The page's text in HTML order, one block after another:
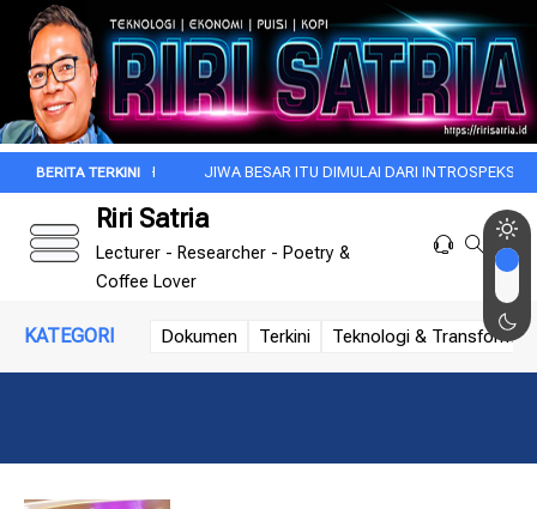
SUBUH JIWA BESAR ITU DIMULAI DARI INTROSPEKSI REZA
Riri Satria
Lecturer - Researcher - Poetry &
Coffee Lover
KATEGORI Dokumen Terkini Teknologi &